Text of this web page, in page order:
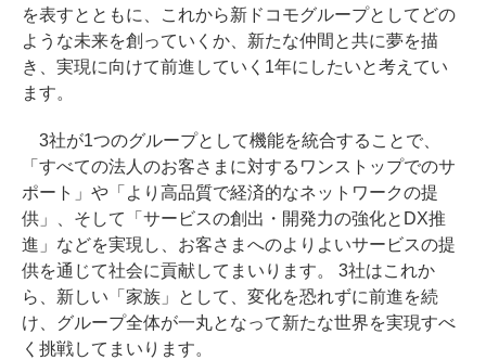
を表すとともに、これから新ドコモグループとしてどの
ような未来を創っていくか、新たな仲間と共に夢を描
き、実現に向けて前進していく1年にしたいと考えてい
ます。
3社が1つのグループとして機能を統合することで、
「すべての法人のお客さまに対するワンストップでのサ
ポート」や「より高品質で経済的なネットワークの提
供」、そして「サービスの創出・開発力の強化とDX推
進」などを実現し、お客さまへのよりよいサービスの提
供を通じて社会に貢献してまいります。 3社はこれか
ら、新しい「家族」として、変化を恐れずに前進を続
け、グループ全体が一丸となって新たな世界を実現すべ
く挑戦してまいります。